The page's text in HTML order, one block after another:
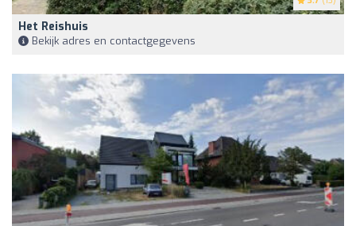
Het Reishuis
Bekijk adres en contactgegevens